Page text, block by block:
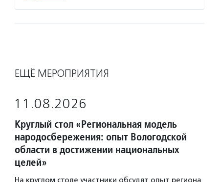
ЕЩЁ МЕРОПРИЯТИЯ
11.08.2026
Круглый стол «Региональная модель
народосбережения: опыт Вологодской
области в достижении национальных
целей»
На круглом столе участники обсудят опыт региона